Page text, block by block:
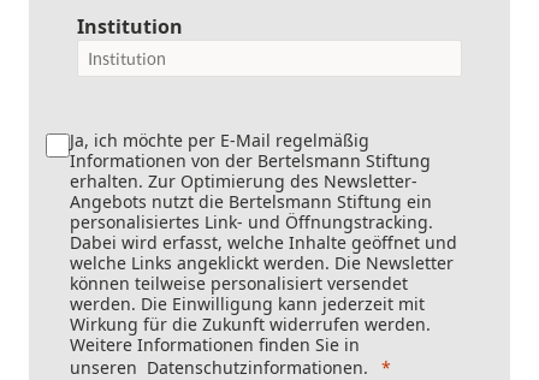
Institution
Ja, ich möchte per E-Mail regelmäßig
Informationen von der Bertelsmann Stiftung
erhalten. Zur Optimierung des Newsletter-
Angebots nutzt die Bertelsmann Stiftung ein
personalisiertes Link- und Öffnungstracking.
Dabei wird erfasst, welche Inhalte geöffnet und
welche Links angeklickt werden. Die Newsletter
können teilweise personalisiert versendet
werden. Die Einwilligung kann jederzeit mit
Wirkung für die Zukunft widerrufen werden.
Weitere Informationen finden Sie in
unseren Datenschutzinformationen.